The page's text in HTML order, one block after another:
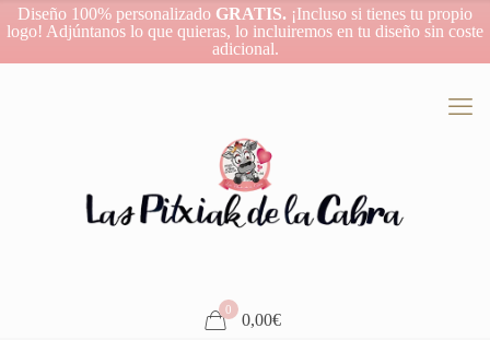
Diseño 100% personalizado GRATIS. ¡Incluso si tienes tu propio
logo! Adjúntanos lo que quieras, lo incluiremos en tu diseño sin coste
adicional.
0
0,00€